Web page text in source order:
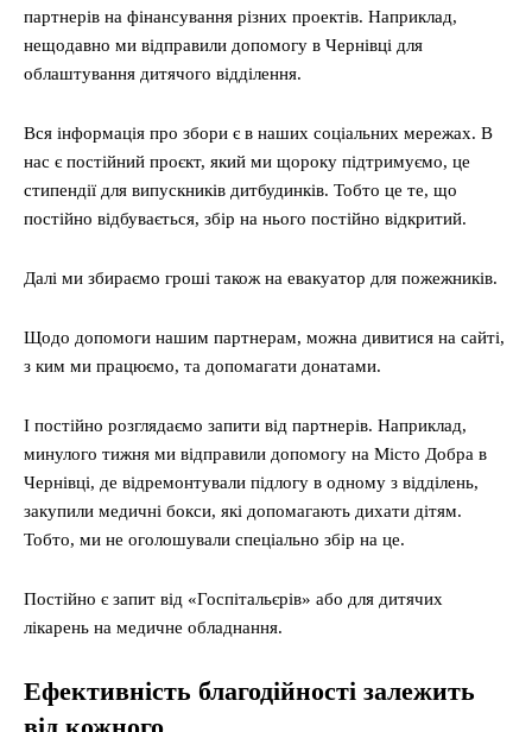
партнерів на фінансування різних проектів. Наприклад,
нещодавно ми відправили допомогу в Чернівці для
облаштування дитячого відділення.
Вся інформація про збори є в наших соціальних мережах. В
нас є постійний проєкт, який ми щороку підтримуємо, це
стипендії для випускників дитбудинків. Тобто це те, що
постійно відбувається, збір на нього постійно відкритий.
Далі ми збираємо гроші також на евакуатор для пожежників.
Щодо допомоги нашим партнерам, можна дивитися на сайті,
з ким ми працюємо, та допомагати донатами.
І постійно розглядаємо запити від партнерів. Наприклад,
минулого тижня ми відправили допомогу на Місто Добра в
Чернівці, де відремонтували підлогу в одному з відділень,
закупили медичні бокси, які допомагають дихати дітям.
Тобто, ми не оголошували спеціально збір на це.
Постійно є запит від «Госпітальєрів» або для дитячих
лікарень на медичне обладнання.
Ефективність благодійності залежить